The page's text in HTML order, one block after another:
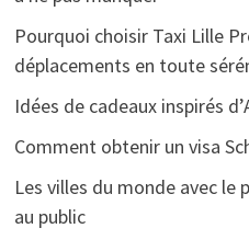
Pourquoi choisir Taxi Lille
déplacements en toute
Idées de cadeaux inspirés
Comment obtenir un visa
Les villes du monde avec le
au public